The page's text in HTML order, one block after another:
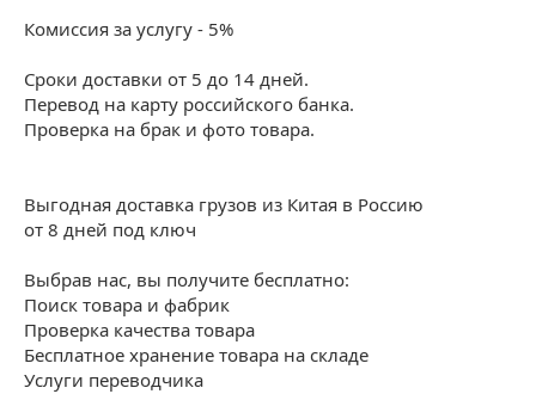
Комиссия за услугу - 5%
Сроки доставки от 5 до 14 дней.
Перевод на карту российского банка.
Проверка на брак и фото товара.
Выгодная доставка грузов из Китая в Россию
от 8 дней под ключ
Выбрав нас, вы получите бесплатно:
Поиск товара и фабрик
Проверка качества товара
Бесплатное хранение товара на складе
Услуги переводчика